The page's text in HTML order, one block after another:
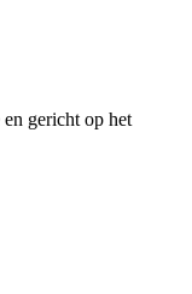
gericht op het